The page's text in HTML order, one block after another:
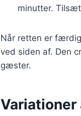
minutter.
Når retten er
ved siden af. Den
gæster.
Variationer